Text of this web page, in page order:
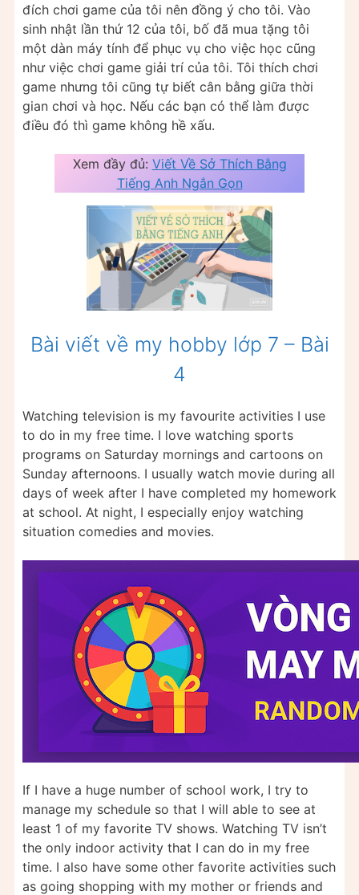
đích chơi game của tôi nên đồng ý cho tôi. Vào
sinh nhật lần thứ 12 của tôi, bố đã mua tặng tôi
một dàn máy tính để phục vụ cho việc học cũng
như việc chơi game giải trí của tôi. Tôi thích chơi
game nhưng tôi cũng tự biết cân bằng giữa thời
gian chơi và học. Nếu các bạn có thể làm được
điều đó thì game không hề xấu.
Xem đầy đủ: Viết Về Sở Thích Bằng
Tiếng Anh Ngắn Gọn
Bài viết về my hobby lớp 7 – Bài
4
Watching television is my favourite activities I use
to do in my free time. I love watching sports
programs on Saturday mornings and cartoons on
Sunday afternoons. I usually watch movie during all
days of week after I have completed my homework
at school. At night, I especially enjoy watching
situation comedies and movies.
If I have a huge number of school work, I try to
manage my schedule so that I will able to see at
least 1 of my favorite TV shows. Watching TV isn’t
the only indoor activity that I can do in my free
time. I also have some other favorite activities such
as going shopping with my mother or friends and